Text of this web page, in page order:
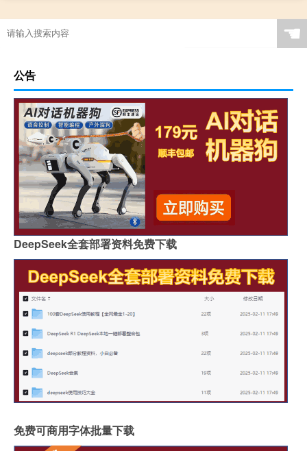
☚
公告
DeepSeek全套部署资料免费下载
免费可商用字体批量下载